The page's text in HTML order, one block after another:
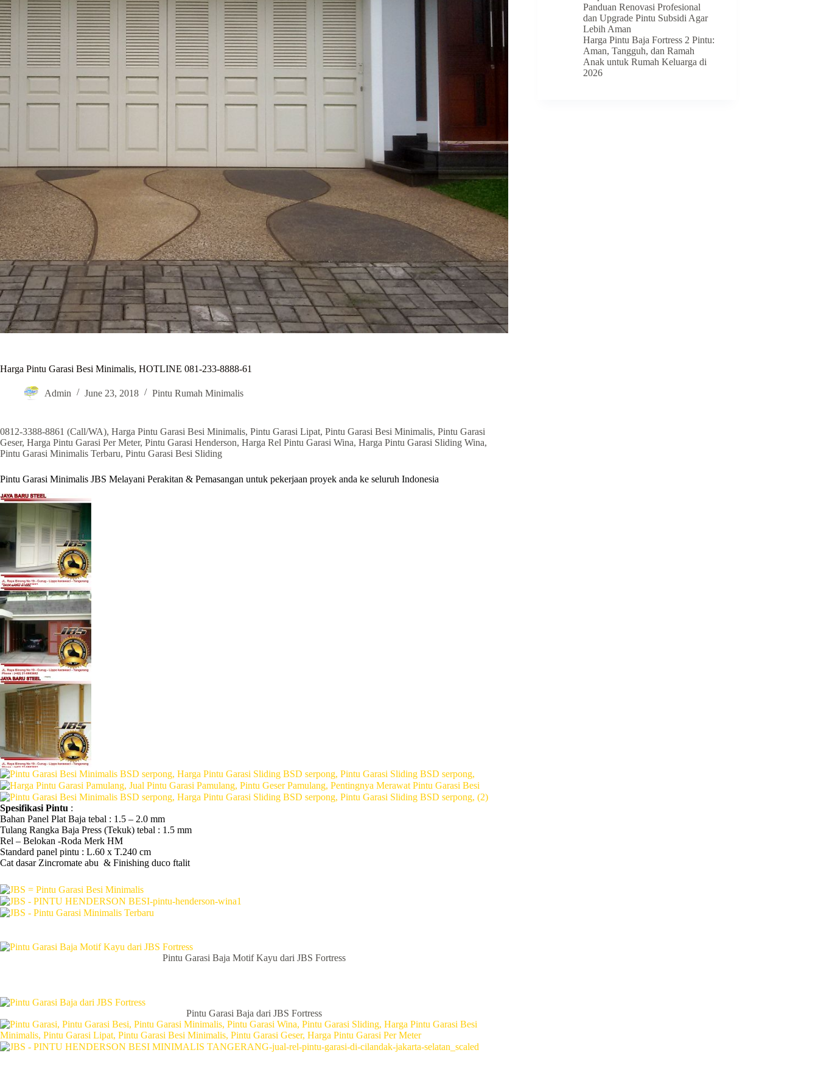
Harga Pintu Garasi Besi Minimalis, HOTLINE 081-233-8888-61
Admin June 23, 2018 Pintu Rumah Minimalis
0812-3388-8861 (Call/WA), Harga Pintu Garasi Besi Minimalis, Pintu Garasi Lipat, Pintu Garasi Besi Minimalis, Pintu Garasi
Geser, Harga Pintu Garasi Per Meter, Pintu Garasi Henderson, Harga Rel Pintu Garasi Wina, Harga Pintu Garasi Sliding Wina,
Pintu Garasi Minimalis Terbaru, Pintu Garasi Besi Sliding
Pintu Garasi Minimalis JBS Melayani Perakitan & Pemasangan untuk pekerjaan proyek anda ke seluruh Indonesia
Spesifikasi Pintu :
Bahan Panel Plat Baja tebal : 1.5 – 2.0 mm
Tulang Rangka Baja Press (Tekuk) tebal : 1.5 mm
Rel – Belokan -Roda Merk HM
Standard panel pintu : L.60 x T.240 cm
Cat dasar Zincromate abu & Finishing duco ftalit
Pintu Garasi Baja Motif Kayu dari JBS Fortress
Pintu Garasi Baja dari JBS Fortress
Panduan Renovasi Profesional
dan Upgrade Pintu Subsidi Agar
Lebih Aman
Harga Pintu Baja Fortress 2 Pintu:
Aman, Tangguh, dan Ramah
Anak untuk Rumah Keluarga di
2026